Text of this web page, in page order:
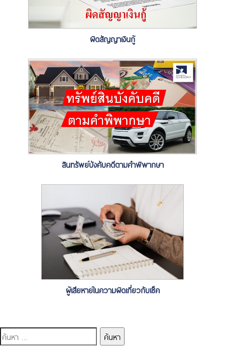
ผิดสัญญาเงินกู้
สินทรัพย์บังคับคดีตามคำพิพากษา
ผู้เสียหายในความผิดเกี่ยวกับเช็ค
ค้นหา